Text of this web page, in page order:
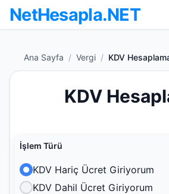
NetHesapla.NET
Ana Sayfa / Vergi / KDV
KDV
İşlem Türü
KDV Hariç Ücret Giriyorum
KDV Dahil Ücret Giriyorum